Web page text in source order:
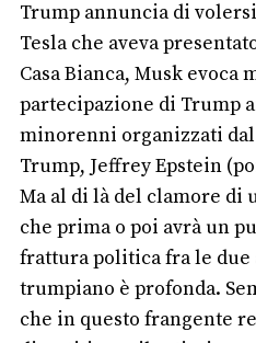
Trump annuncia di
Tesla che aveva
Casa Bianca, Musk
partecipazione di Trump
minorenni organizzati
Trump, Jeffrey Epstein
Ma al di là del clamore di
che prima o poi avrà un
frattura politica fra le
trumpiano è profonda.
che in questo frangente